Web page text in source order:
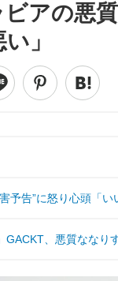
ビアの悪
」
予告”に怒り心頭「い
GACKT、悪質ななり